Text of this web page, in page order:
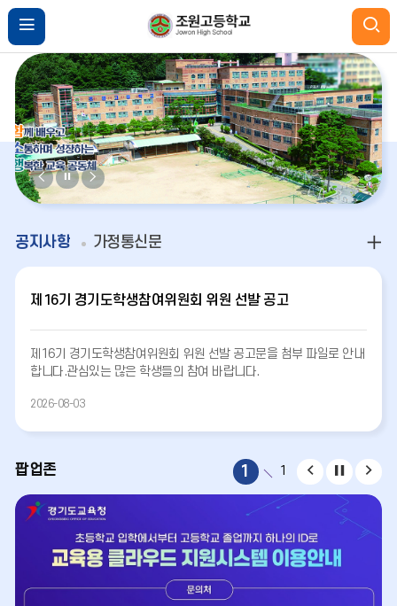
비
주
이
전
비
정
지
비
다
음
공지사항 가정통신문
제16기 경기도학생참여위원회 위원 선발 공고
제16기 경기도학생참여위원회 위원 선발 공고문을 첨부 파일로 안내
합니다.관심있는 많은 학생들의 참여 바랍니다.
2026-08-03
팝업존 1 1
팝
업
이
전
팝
업
존
팝
업